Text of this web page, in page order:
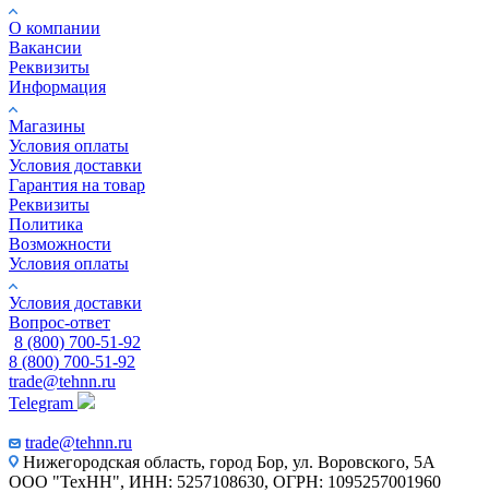
О компании
Вакансии
Реквизиты
Информация
Магазины
Условия оплаты
Условия доставки
Гарантия на товар
Реквизиты
Политика
Возможности
Условия оплаты
Условия доставки
Вопрос-ответ
8 (800) 700-51-92
8 (800) 700-51-92
trade@tehnn.ru
Telegram
trade@tehnn.ru
Нижегородская область, город Бор, ул. Воровского, 5А
ООО "ТехНН", ИНН: 5257108630, ОГРН: 1095257001960